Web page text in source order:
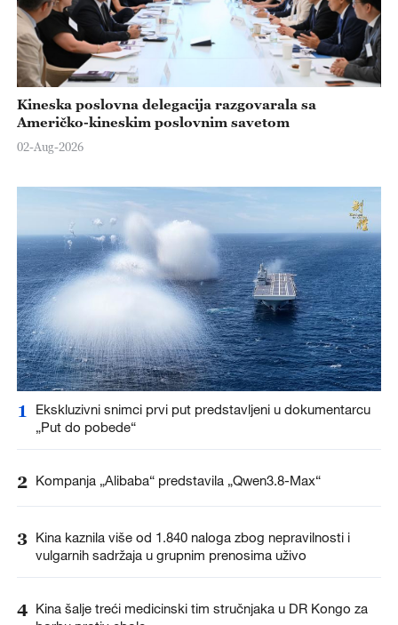
Kineska poslovna delegacija razgovarala sa
Američko-kineskim poslovnim savetom
02-Aug-2026
1
Ekskluzivni snimci prvi put predstavljeni u dokumentarcu
„Put do pobede“
2 Kompanja „Alibaba“ predstavila „Qwen3.8-Max“
3 Kina kaznila više od 1.840 naloga zbog nepravilnosti i
vulgarnih sadržaja u grupnim prenosima uživo
4 Kina šalje treći medicinski tim stručnjaka u DR Kongo za